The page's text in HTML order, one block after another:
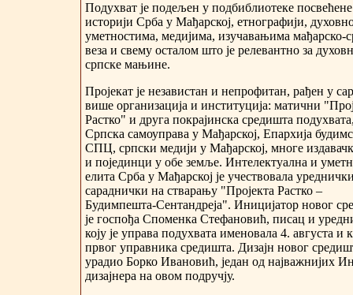
Подухват је подељен у подбиблиотеке посвећене
историји Срба у Мађарској, етнографији,
уметностима, медијима, изучавањима мађарско-
веза и свему осталом што је релевантно за
српске мањине.
Пројекат је независтан и непрофитан, рађен у
више организација и институција: матични
Растко" и друга покрајинска средишта
Српска самоуправа у Мађарској, Епархија
СПЦ, српски медији у Мађарској, многе
и појединци у обе земље. Интелектуална и
елита Срба у Мађарској је учествовала
сараднички на стварању "Пројекта Растко –
Будимпешта-Сентандреја". Иницијатор новог
је госпођа Споменка Стефановић, писац и
коју је управа подухвата именовала 4. августа и
првог управника средишта. Дизајн новог
урадио Борко Ивановић, један од најважнијих
дизајнера на овом подручју.